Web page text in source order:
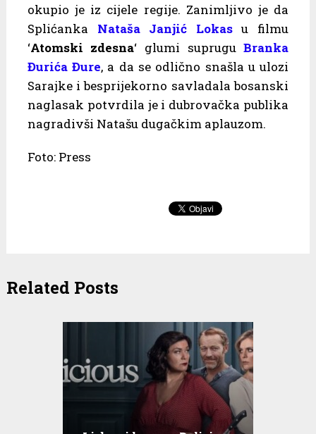
okupio je iz cijele regije. Zanimljivo je da
Splićanka Nataša Janjić Lokasu filmu
‘Atomski zdesna‘ glumi supruguBranka
Đurića Đure, a da se odlično snašla u ulozi
Sarajke i besprijekorno savladala bosanski
naglasak potvrdila je i dubrovačka publika
nagradivši Natašu dugačkim aplauzom.
Foto: Press
Related Posts